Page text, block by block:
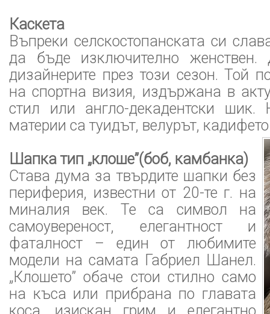
Каскета
Въпреки селскостопанската си
да бъде изключително женствен.
дизайнерите през този сезон. Той
на спортна визия, издържана в
стил или англо-декадентски шик.
материи са туидът, велурът,
Шапка тип „клоше”(боб, камбанка)
Става дума за твърдите шапки без
периферия, известни от 20-те г. на
миналия век. Те са символ на
самоувереност, елегантност и
фаталност – един от любимите
модели на самата Габриел Шанел.
„Клошето” обаче стои стилно само
на къса или прибрана по главата